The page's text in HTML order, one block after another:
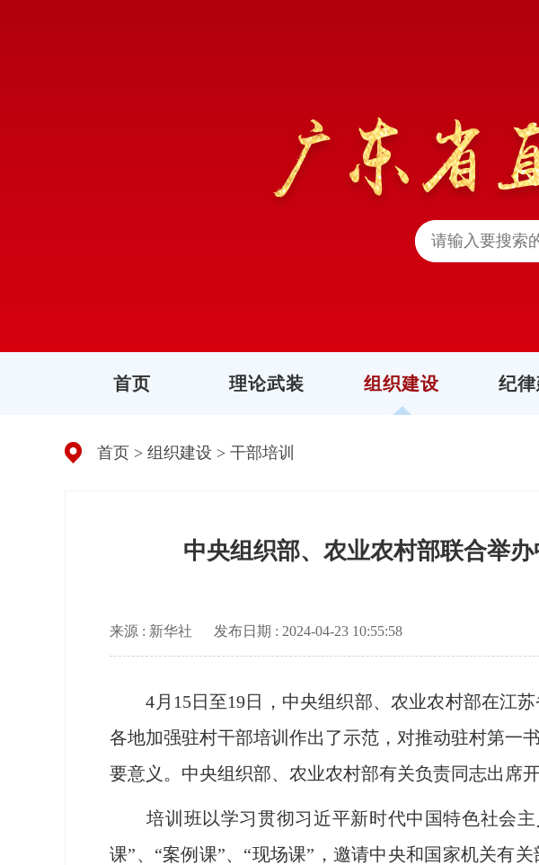
首页 理论武装 组织建设 纪
首页 > 组织建设 > 干部培训
中央组织部、农业农村部联合举
来源 : 新华社 发布日期 : 2024-04-23 10:55:58
4月15日至19日，中央组织部、农业农村部在江苏
各地加强驻村干部培训作出了示范，对推动驻村第一
要意义。中央组织部、农业农村部有关负责同志出席
培训班以学习贯彻习近平新时代中国特色社会主
课”、“案例课”、“现场课”，邀请中央和国家机关有